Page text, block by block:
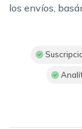
los envíos,